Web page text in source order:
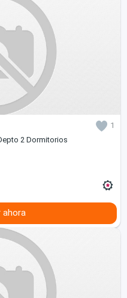
1
2 Dormitorios
ahora